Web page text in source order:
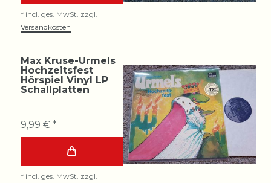
* incl. ges. MwSt. zzgl.
Versandkosten
Max Kruse-Urmels
Hochzeitsfest
Hörspiel Vinyl LP
Schallplatten
9,99 € *
* incl. ges. MwSt. zzgl.